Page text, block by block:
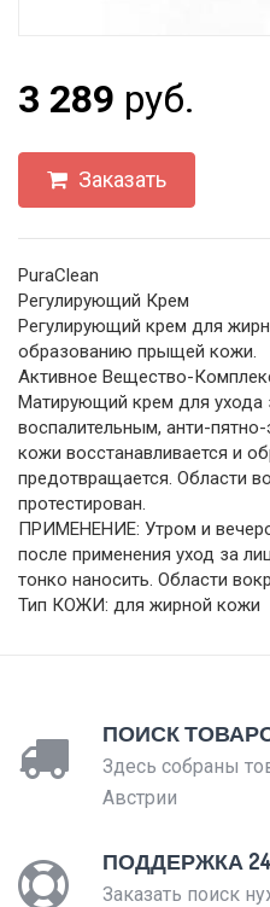
3 289 руб.
Заказать
PuraClean
Регулирующий Крем
Регулирующий крем для
образованию прыщей кожи.
Активное Вещество-
Матирующий крем для ухода
воспалительным, анти-
кожи восстанавливается и
предотвращается. Области
протестирован.
ПРИМЕНЕНИЕ: Утром и
после применения уход за
тонко наносить. Области
Тип КОЖИ: для жирной кожи
ПОИСК
Здесь собраны
Австрии
ПОДДЕРЖКА
Заказать поиск